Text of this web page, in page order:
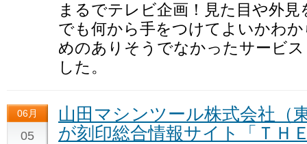
まるでテレビ企画！見た目や外
でも何から手をつけてよいかわ
めのありそうでなかったサービ
した。
06月
05
山田マシンツール株式会社（
が刻印総合情報サイト「ＴＨ